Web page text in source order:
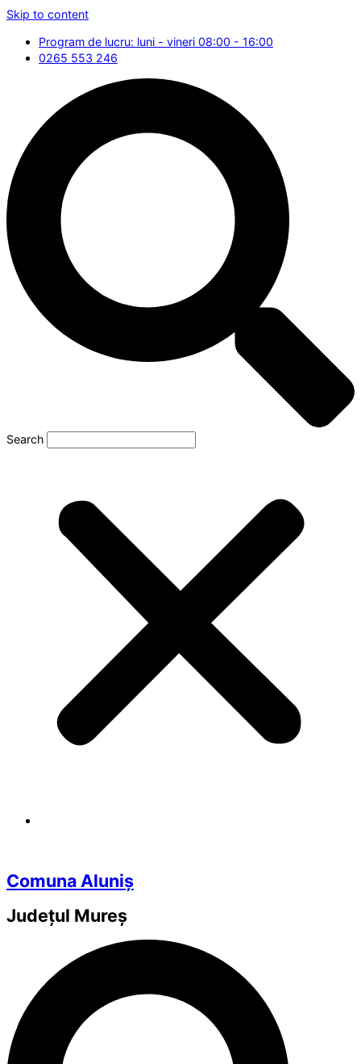
Skip to content
Program de lucru: luni - vineri 08:00 - 16:00
0265 553 246
Search
Comuna Aluniș
Județul Mureș